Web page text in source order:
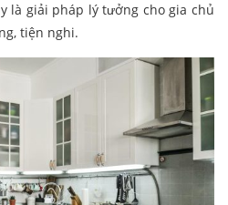
là giải pháp lý tưởng cho gia chủ
tiện nghi.